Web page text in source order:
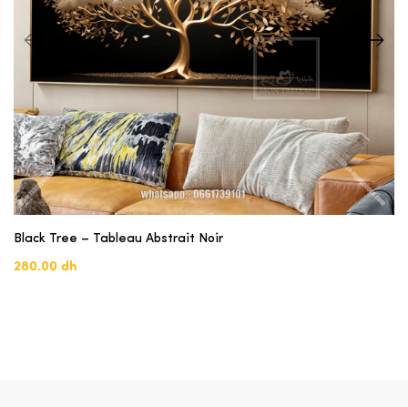
Black Tree – Tableau Abstrait Noir
280.00 dh